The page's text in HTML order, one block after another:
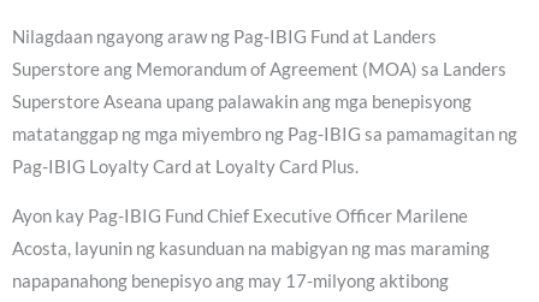
Nilagdaan ngayong araw ng Pag-IBIG Fund at Landers
Superstore ang Memorandum of Agreement (MOA) sa Landers
Superstore Aseana upang palawakin ang mga benepisyong
matatanggap ng mga miyembro ng Pag-IBIG sa pamamagitan ng
Pag-IBIG Loyalty Card at Loyalty Card Plus.
Ayon kay Pag-IBIG Fund Chief Executive Officer Marilene
Acosta, layunin ng kasunduan na mabigyan ng mas maraming
napapanahong benepisyo ang may 17-milyong aktibong